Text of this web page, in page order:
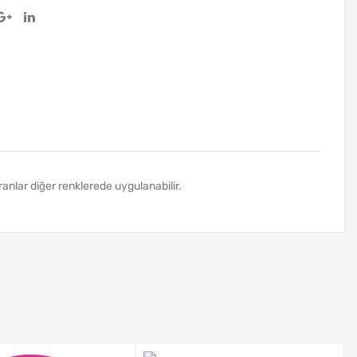
diğer renklerede uygulanabilir.